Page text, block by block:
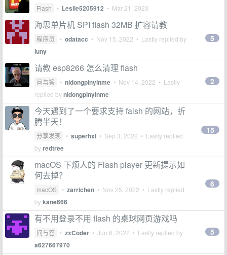
Flash • Leslie5205912 • Mar 21, 2023
海思单片机 SPI flash 32MB 扩容请教
程序员 • odatacc • Nov 15, 2022 • Lastly replied by
luny
5
请教 esp8266 怎么清理 flash
问与答 • nidongpinyinme • Nov 14, 2022 • Lastly
replied bynidongpinyinme
2
今天遇到了一个要求支持 falsh 的网站，折
腾半天！
分享发现 • superhxl • Sep 3, 2022 • Lastly replied
byredtree
15
macOS 下烦人的 Flash player 更新提示如
何去掉？
macOS • zarrichen • Nov 25, 2022 • Lastly replied
bykane666
6
有不用登录不用 flash 的桌球网页游戏吗
问与答 • zxCoder • Jun 6, 2022 • Lastly replied by
a627667970
5